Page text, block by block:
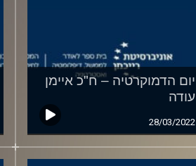
יום הדמוקרטיה – ח"כ איימן
עודה
28/03/2022